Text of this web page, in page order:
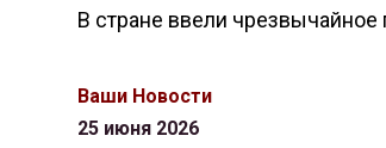
В стране ввели
Ваши Новости
25 июня 2026